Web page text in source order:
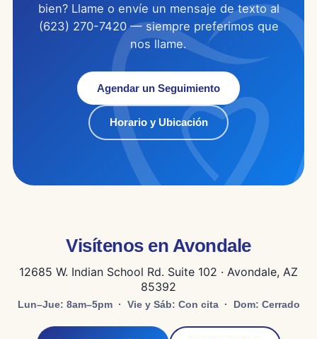
bien? Llame o envíe un mensaje de texto al
(623) 270-7420 — siempre preferimos que
nos llame.
Agendar un Seguimiento
Horario y Ubicación
Visítenos en Avondale
12685 W. Indian School Rd. Suite 102 · Avondale, AZ
85392
Lun–Jue: 8am–5pm · Vie y Sáb: Con cita · Dom: Cerrado